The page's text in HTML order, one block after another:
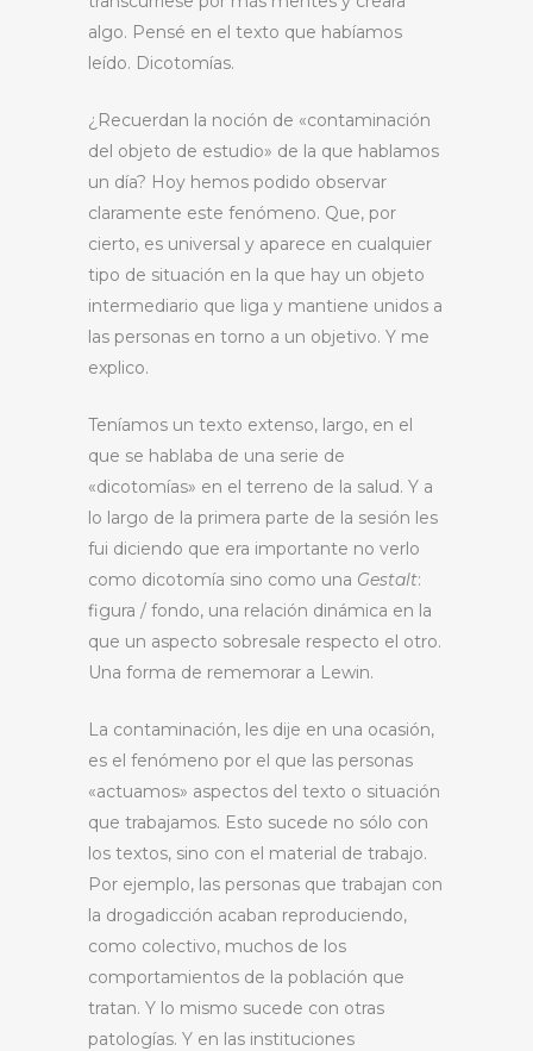
algo. Pensé en el texto que habíamos
leído. Dicotomías.
¿Recuerdan la noción de «contaminación
del objeto de estudio» de la que hablamos
un día? Hoy hemos podido observar
claramente este fenómeno. Que, por
cierto, es universal y aparece en cualquier
tipo de situación en la que hay un objeto
intermediario que liga y mantiene unidos a
las personas en torno a un objetivo. Y me
explico.
Teníamos un texto extenso, largo, en el
que se hablaba de una serie de
«dicotomías» en el terreno de la salud. Y a
lo largo de la primera parte de la sesión les
fui diciendo que era importante no verlo
como dicotomía sino como una Gestalt:
figura / fondo, una relación dinámica en la
que un aspecto sobresale respecto el otro.
Una forma de rememorar a Lewin.
La contaminación, les dije en una ocasión,
es el fenómeno por el que las personas
«actuamos» aspectos del texto o situación
que trabajamos. Esto sucede no sólo con
los textos, sino con el material de trabajo.
Por ejemplo, las personas que trabajan con
la drogadicción acaban reproduciendo,
como colectivo, muchos de los
comportamientos de la población que
tratan. Y lo mismo sucede con otras
patologías. Y en las instituciones